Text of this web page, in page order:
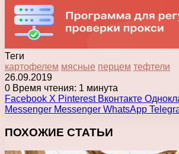
Теги
картофелем мясные перцем тефтели
26.09.2019
0 Время чтения: 1 минута
Facebook X Pinterest Вконтакте
Messenger Messenger WhatsApp
ПОХОЖИЕ СТАТЬИ